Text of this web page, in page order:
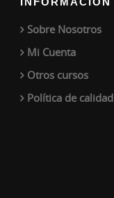
Sobre Nosotros
Mi Cuenta
Otros cursos
Política de calidad